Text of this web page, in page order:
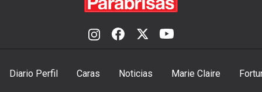
Diario Perfil Caras Noticias Marie Claire